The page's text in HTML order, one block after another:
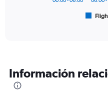
categories.
The
Información